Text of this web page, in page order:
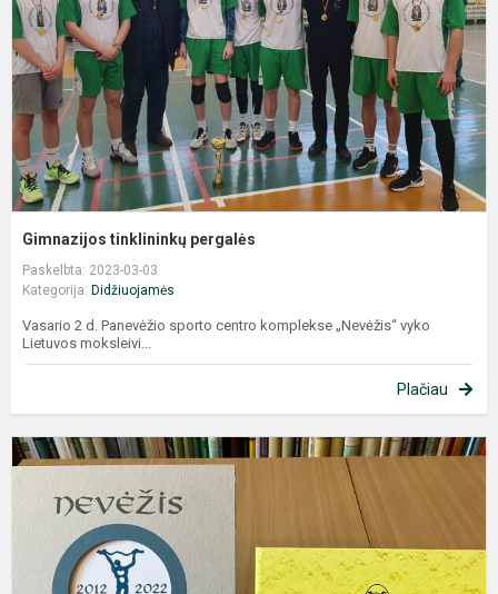
Gimnazijos tinklininkų pergalės
Paskelbta: 2023-03-03
Kategorija: Didžiuojamės
Vasario 2 d. Panevėžio sporto centro komplekse „Nevėžis“ vyko
Lietuvos moksleivi...
Plačiau